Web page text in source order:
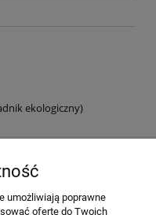
płatności
ekologiczny)
razy dziennie.
umożliwiają poprawne
ofertę do Twoich